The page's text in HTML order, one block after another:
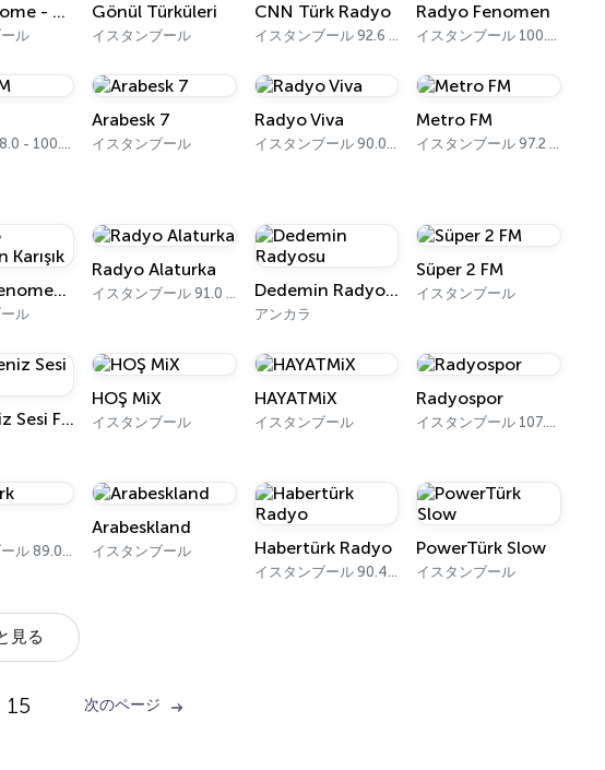
Radyo Home - Ankara Havaları
ル
Gönül Türküleri
イスタンブール
CNN Türk Radyo
イスタンブール 92.6 FM
Radyo Fenomen
イスタンブール 100.4 FM
アンカラ 88.0 - 100.3 FM
Arabesk 7
イスタンブール
Radyo Viva
イスタンブール 90.0 FM
Metro FM
イスタンブール 97.2 FM
Radyo Fenomen Karışık
ル
Radyo Alaturka
イスタンブール 91.0 FM Dedemin Radyosu
アンカラ
Süper 2 FM
イスタンブール
Karadeniz Sesi Fm
HOŞ MiX
イスタンブール
HAYATMiX
イスタンブール
Radyospor
イスタンブール 107.2 FM
イスタンブール 89.0 FM
Arabeskland
イスタンブール Habertürk Radyo
イスタンブール 90.4 - 105.4 FM
PowerTürk Slow
イスタンブール
見る
15 次のページ